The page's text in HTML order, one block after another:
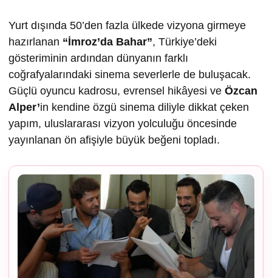
Yurt dışında 50’den fazla ülkede vizyona girmeye
hazırlanan “İmroz’da Bahar”, Türkiye’deki
gösteriminin ardından dünyanın farklı
coğrafyalarındaki sinema severlerle de buluşacak.
Güçlü oyuncu kadrosu, evrensel hikâyesi ve Özcan
Alper’in kendine özgü sinema diliyle dikkat çeken
yapım, uluslararası vizyon yolculuğu öncesinde
yayınlanan ön afişiyle büyük beğeni topladı.